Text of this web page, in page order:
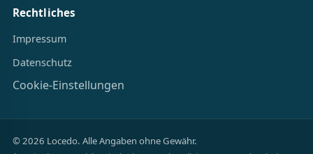
Rechtliches
Impressum
Datenschutz
Cookie-Einstellungen
© 2026 Locedo. Alle Angaben ohne Gewähr.